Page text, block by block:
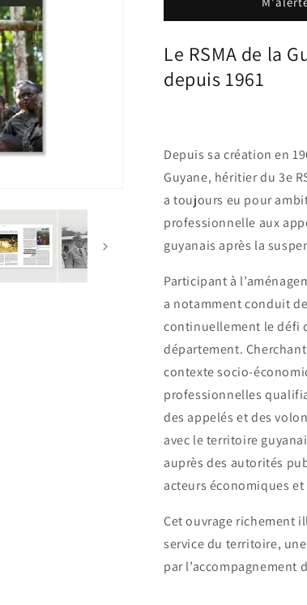
Le RSMA de la
depuis 1961
Depuis sa création en
Guyane, héritier du 3e
a toujours eu pour
professionnelle aux
guyanais après la
Participant à
a notamment conduit
continuellement le défi
département.
contexte socio-
professionnelles
des appelés et des
avec le territoire
auprès des autorités
acteurs économiques
Cet ouvrage richement
service du territoire,
par l’accompagnement